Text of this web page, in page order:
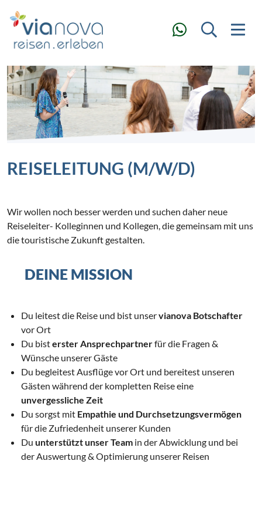
REISELEITUNG (M/W/D)
Wir wollen noch besser werden und suchen daher neue
Reiseleiter- Kolleginnen und Kollegen, die gemeinsam mit uns
die touristische Zukunft gestalten.
DEINE MISSION
Du leitest die Reise und bist unservianova Botschafter
vor Ort
Du bisterster Ansprechpartnerfür die Fragen &
Wünsche unserer Gäste
Du begleitest Ausflüge vor Ort und bereitest unseren
Gästen während der kompletten Reise eine
unvergessliche Zeit
Du sorgst mit Empathie und Durchsetzungsvermögen
für die Zufriedenheit unserer Kunden
Du unterstützt unser Team in der Abwicklung und bei
der Auswertung & Optimierung unserer Reisen